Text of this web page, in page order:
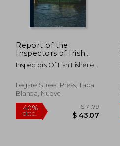
40%
dcto. $ 34.67
Report of the
Inspectors of Irish
Fisheries on the Sea
and Inland Fisheries
Part I (en Inglés)
Inspectors Of Irish Fisheries
Legare Street Press, Tapa
Blanda, Nuevo